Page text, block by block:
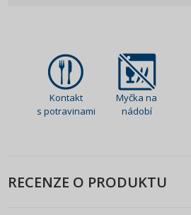
Kontakt
s potravinami
Myčka na
nádobí
RECENZE O PRODUKTU